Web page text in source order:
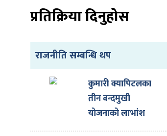
प्रतिक्रिया दिनुहोस
राजनीति सम्बन्धि थप
कुमारी क्यापिटलका
तीन बन्दमुखी
योजनाको लाभांश
घोषणा